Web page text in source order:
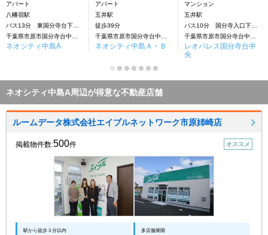
アパート
八幡宿駅
バス13分 東国分寺台下車：停歩7分
ネオシティ中島A
アパート
五井駅
徒歩39分
ネオシティ中島Ａ・Ｂ
マンション
五井駅
バス10分 国分寺入口下車：停歩7分
レオパレス国分寺台中
央
ネオシティ中島A周辺が得意な不動産店舗
ルームデータ株式会社エイブルネットワーク市原姉崎店
掲載物件数:500件 オススメ
駅から徒歩３分以内 多店舗展開